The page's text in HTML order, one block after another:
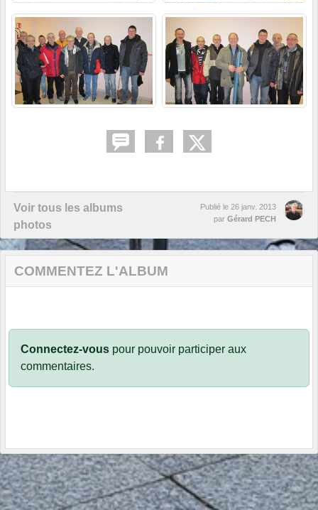
Voir tous les albums
photos
Publié le 26 janv. 2013
par Gérard PECH
COMMENTEZ L'ALBUM
Connectez-vous pour pouvoir participer aux
commentaires.